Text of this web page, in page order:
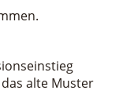
alte Muster